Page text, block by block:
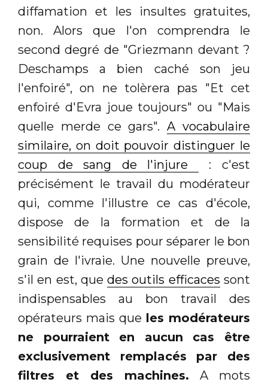
diffamation et les insultes gratuites,
non. Alors que l'on comprendra le
second degré de "Griezmann devant ?
Deschamps a bien caché son jeu
l'enfoiré", on ne tolèrera pas "Et cet
enfoiré d'Evra joue toujours" ou "Mais
quelle merde ce gars".A vocabulaire
similaire, on doit pouvoir distinguer le
coup de sang de l'injure
: c'est
précisément le travail du modérateur
qui, comme l'illustre ce cas d'école,
dispose de la formation et de la
sensibilité requises pour séparer le bon
grain de l'ivraie. Une nouvelle preuve,
s'il en est, quedes outils efficaces sont
indispensables au bon travail des
opérateurs mais que les modérateurs
ne pourraient en aucun cas être
exclusivement remplacés par des
filtres et des machines. A mots